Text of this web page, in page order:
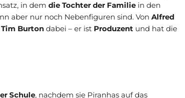
in dem die Tochter der Familie in den
aber nur noch Nebenfiguren sind. Von Alfred
Tim Burton dabei – er ist Produzent und hat die
Schule, nachdem sie Piranhas auf das